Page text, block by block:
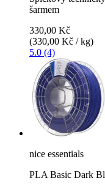
šarmem
330,00 Kč
(330,00 Kč / kg)
5.0 (4)
nice essentials
PLA Basic Dark